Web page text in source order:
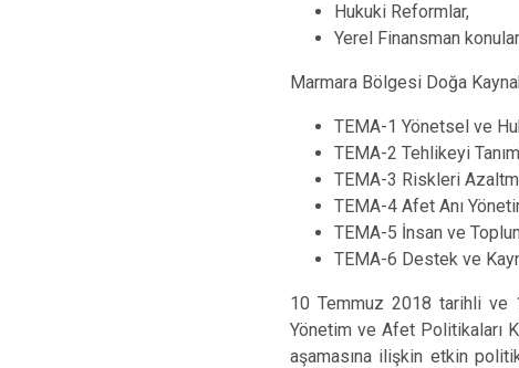
Hukuki Reformlar,
Yerel Finansman
Marmara Bölgesi Doğa
TEMA-1 Yönetsel ve
TEMA-2 Tehlikeyi
TEMA-3 Riskleri
TEMA-4 Afet Anı
TEMA-5 İnsan ve
TEMA-6 Destek ve
10 Temmuz 2018 tarihli ve
Yönetim ve Afet Politikaları
aşamasına ilişkin etkin